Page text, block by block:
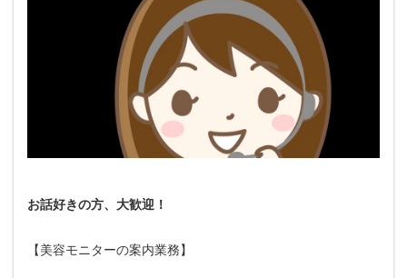
お話好きの方、大歓迎！
【美容モニターの案内業務】